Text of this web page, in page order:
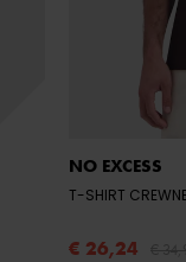
NO EXCESS
T-SHIRT
€ 26,24